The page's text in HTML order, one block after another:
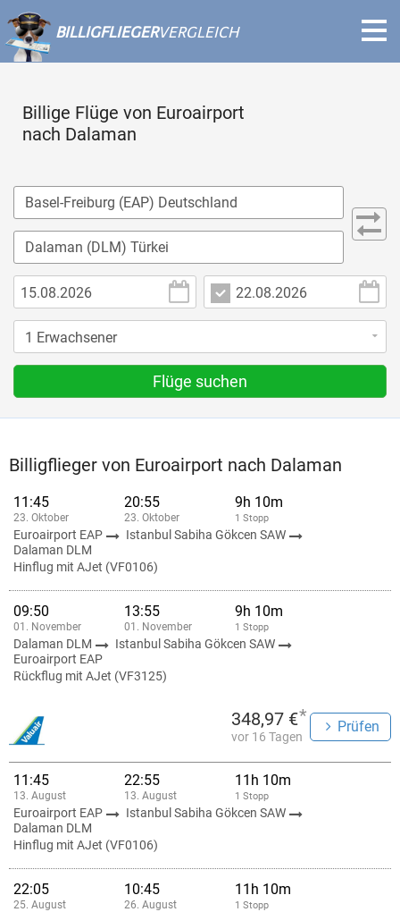
BILLIGFLIEGERVERGLEICH
Billige Flüge von Euroairport
nach Dalaman
Flüge suchen
Billigflieger von Euroairport nach Dalaman
11:45
23. Oktober
20:55
23. Oktober
9h 10m
1 Stopp
Euroairport EAP
Istanbul Sabiha Gökcen SAW
Dalaman DLM
Hinflug mit AJet (VF0106)
09:50
01. November
13:55
01. November
9h 10m
1 Stopp
Dalaman DLM
Istanbul Sabiha Gökcen SAW
Euroairport EAP
Rückflug mit AJet (VF3125)
348,97 €*
vor 16 Tagen
Prüfen
11:45
13. August
22:55
13. August
11h 10m
1 Stopp
Euroairport EAP
Istanbul Sabiha Gökcen SAW
Dalaman DLM
Hinflug mit AJet (VF0106)
22:05
25. August
10:45
26. August
11h 10m
1 Stopp